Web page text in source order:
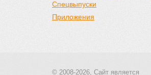
Спецвыпуски
Приложения
© 2008-2026, Сайт является